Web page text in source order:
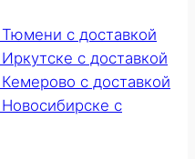
с доставкой
с доставкой
с доставкой
с